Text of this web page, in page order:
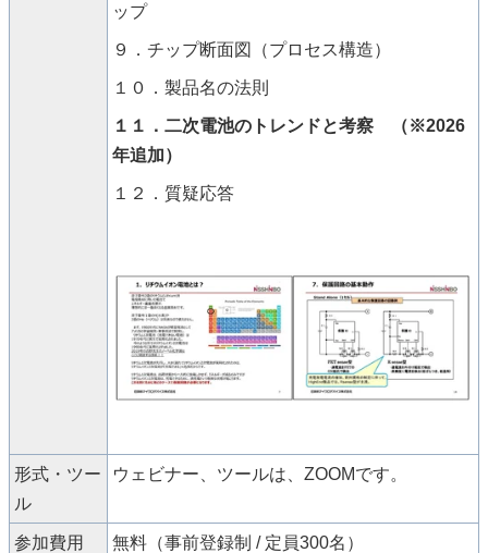
ップ
９．チップ断面図（プロセス構造）
１０．製品名の法則
１１．二次電池のトレンドと考察 （※2026
年追加）
１２．質疑応答
形式・ツー
ル
ウェビナー、ツールは、ZOOMです。
参加費用 無料（事前登録制 / 定員300名）